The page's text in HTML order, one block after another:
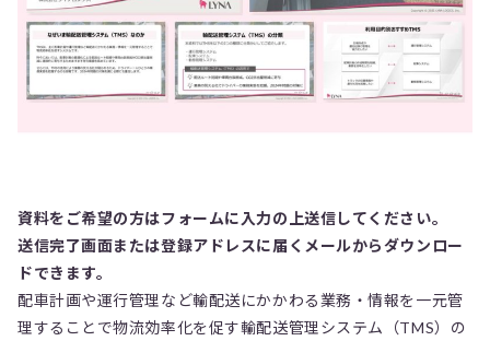
資料をご希望の方はフォームに入力の上送信してください。
送信完了画面または登録アドレスに届くメールからダウンロー
ドできます。
配車計画や運行管理など輸配送にかかわる業務・情報を一元管
理することで物流効率化を促す輸配送管理システム（TMS）の